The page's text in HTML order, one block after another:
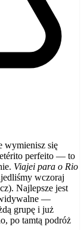
wymienisz się
perfeito — to
Viajei para o Rio
wczoraj
Najlepsze jest
—
grupę i już
po tamtą podróż